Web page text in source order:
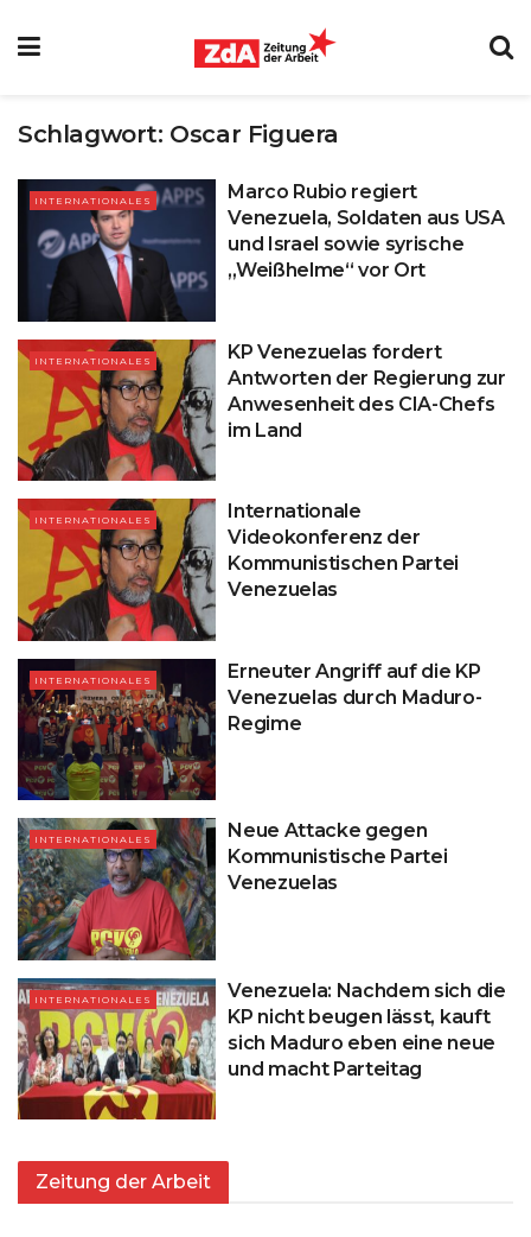
Schlagwort: Oscar Figuera
INTERNATIONALES
Marco Rubio regiert
Venezuela, Soldaten aus USA
und Israel sowie syrische
„Weißhelme“ vor Ort
INTERNATIONALES
KP Venezuelas fordert
Antworten der Regierung zur
Anwesenheit des CIA-Chefs
im Land
INTERNATIONALES
Internationale
Videokonferenz der
Kommunistischen Partei
Venezuelas
INTERNATIONALES
Erneuter Angriff auf die KP
Venezuelas durch Maduro-
Regime
INTERNATIONALES
Neue Attacke gegen
Kommunistische Partei
Venezuelas
INTERNATIONALES
Venezuela: Nachdem sich die
KP nicht beugen lässt, kauft
sich Maduro eben eine neue
und macht Parteitag
Zeitung der Arbeit